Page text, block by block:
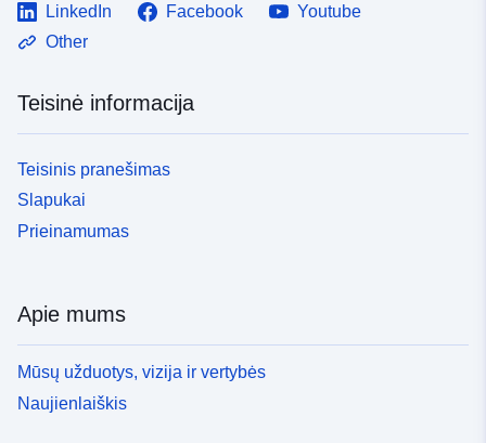
LinkedIn Facebook
Youtube
Other
Teisinė informacija
Teisinis pranešimas
Slapukai
Prieinamumas
Apie mums
Mūsų užduotys, vizija ir vertybės
Naujienlaiškis